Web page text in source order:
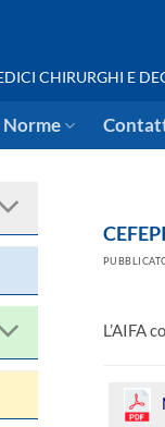
CHIRURGHI E
Norme
L’AIFA